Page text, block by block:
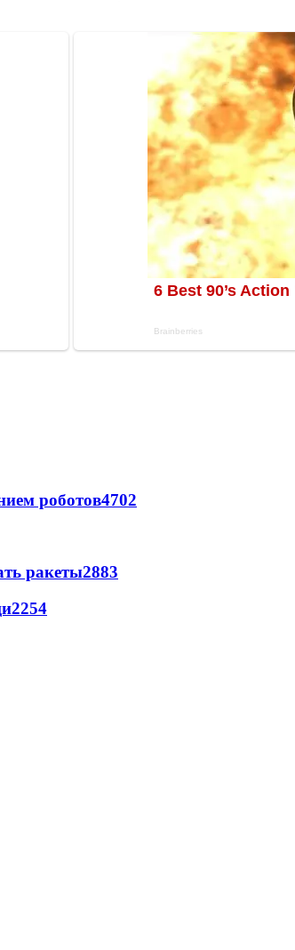
роботов4702
ракеты2883
2254